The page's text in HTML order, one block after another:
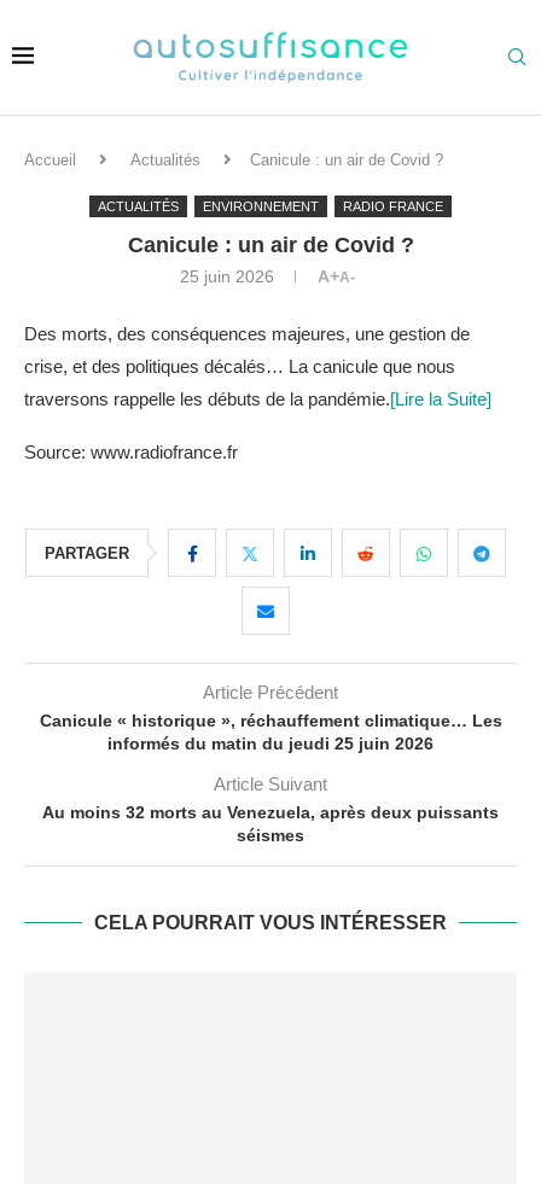
Accueil Actualités Canicule : un air de Covid ?
ACTUALITÉS ENVIRONNEMENT RADIO FRANCE
Canicule : un air de Covid ?
25 juin 2026 A+A-
Des morts, des conséquences majeures, une gestion de
crise, et des politiques décalés… La canicule que nous
traversons rappelle les débuts de la pandémie.[Lire la Suite]
Source: www.radiofrance.fr
PARTAGER
Article Précédent
Canicule « historique », réchauffement climatique… Les
informés du matin du jeudi 25 juin 2026
Article Suivant
Au moins 32 morts au Venezuela, après deux puissants
séismes
CELA POURRAIT VOUS INTÉRESSER